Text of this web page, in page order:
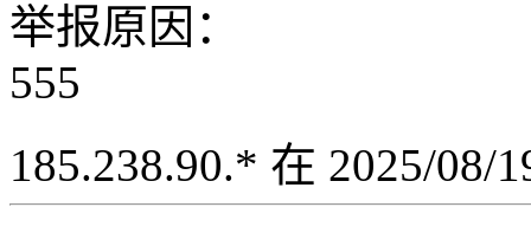
举报原因：
555
185.238.90.* 在 2025/08/